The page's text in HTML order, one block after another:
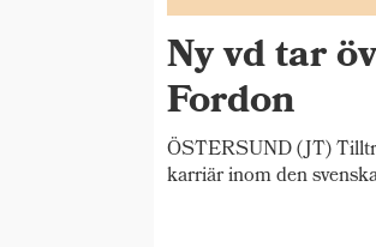
Ny vd tar
Fordon
ÖSTERSUND (JT)
karriär inom den